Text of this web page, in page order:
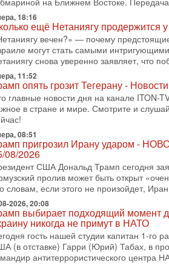
2026, 15:18
готовит покушение на Нетаниягу!
эскалации, но КСИР готовит
телеканала ITON-TV СЕРГЕЙ
по вопросам безопасности,
управления полиции
07-2026, 09:02
за разоружение ХАМАСа -
07/2026
президент США Дональд Трамп
исторического соглашения о
ХАМАСа и других
в
07-2026, 17:59
доведет Трампа до крайних
от военного обозревателя
вокруг противостояния Ирана и
с каждым днем. Почему Трамп
момент отменил решение о
ударов
07-2026, 16:54
авиакомпании «Аркия»
18:16
ещё Нетаниягу продержится
вечен?» — почему
могут стать самыми
снова уверенно заявляет, что
11:52
опять грозит Тегерану - Новости
главные новости дня на канале ITON-
в стране и мире. Смотрите и
08:51
пригрозил Ирану ударом -
08/2026
США Дональд Трамп сегодня
пролив может быть открыт
словам, если этого не произойдет,
2026, 20:08
выбирает подходящий момент
никогда не примут в НАТО
гость нашей студии капитан 1-го
(в отставке) Гарри (Юрий) Табах, в
антитеррористического центра